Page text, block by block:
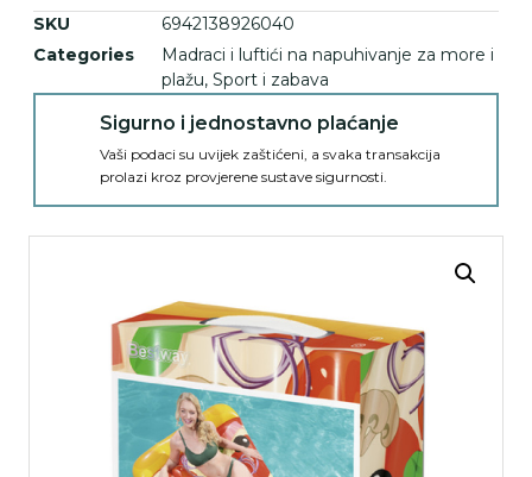
SKU
6942138926040
Categories
Madraci i luftići na napuhivanje za more i
plažu, Sport i zabava
Sigurno i jednostavno plaćanje
Vaši podaci su uvijek zaštićeni, a svaka transakcija
prolazi kroz provjerene sustave sigurnosti.